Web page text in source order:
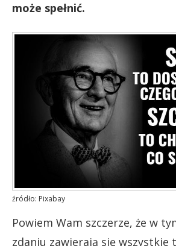
może spełnić.
źródło: Pixabay
Powiem Wam szczerze, że w
zdaniu zawierają się wszystkie